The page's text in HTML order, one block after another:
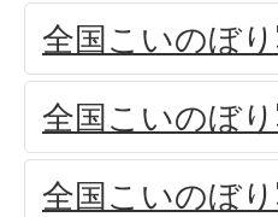
全国こいのぼり
全国こいのぼり
全国こいのぼり